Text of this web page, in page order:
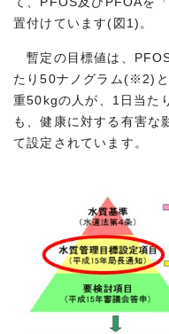
置付けています(図1)。
暫定の目標値は、
たり50ナノグラム(※2)
重50kgの人が、1日当た
も、健康に対する有害な
て設定されています。